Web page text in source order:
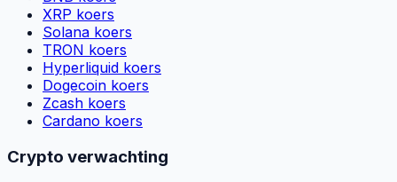
XRP koers
Solana koers
TRON koers
Hyperliquid koers
Dogecoin koers
Zcash koers
Cardano koers
Crypto verwachting